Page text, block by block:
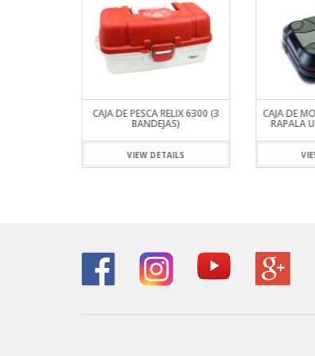
CAJA DE PESCA RELIX 6300 (3
BANDEJAS)
VIEW DETAILS
CAJA DE
RAPALA